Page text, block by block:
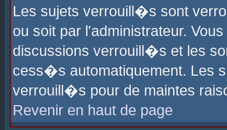
Les sujets verrouill�s sont
ou soit par l'administrateur.
discussions verrouill�s et les
cess�s automatiquement. Les
verrouill�s pour de maintes
Revenir en haut de page